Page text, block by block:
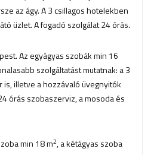
az ágy. A 3 csillagos hotelekben
üzlet. A fogadó szolgálat 24 órás.
Az egyágyas szobák min 16
szolgáltatást mutatnak: a 3
illetve a hozzávaló üvegnyitók
órás szobaszerviz, a mosoda és
min 18 m2, a kétágyas szoba